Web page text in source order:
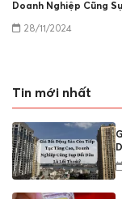
Doanh Nghiệp Cũng
28/11/2024
Tin mới nhất